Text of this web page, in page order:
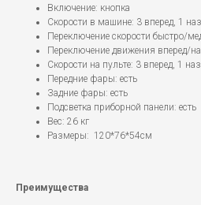
Включение: кнопка
Скорости в машине: 3 вперед, 1
Переключение скорости быстро/
Переключение движения вперед/
Скорости на пульте: 3 вперед, 1
Передние фары: есть
Задние фары: есть
Подсветка приборной панели: есть
Вес: 26 кг
Размеры: 120*76*54см
Преимущества